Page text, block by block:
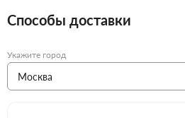
Способы доставки
Укажите город